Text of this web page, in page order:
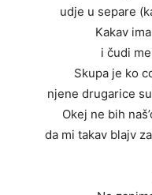
udje u separe
Kakav
i čudi
Skupa je ko
njene drugarice
Okej ne bih
da mi takav blajv